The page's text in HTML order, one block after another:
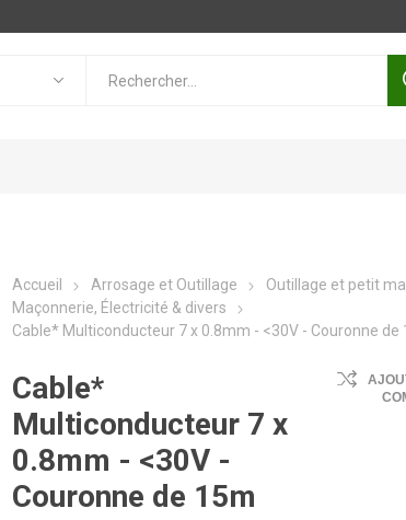
Accueil Arrosage et Outillage
Outillage et petit
Maçonnerie, Électricité & divers
Cable* Multiconducteur 7 x 0.8mm - <30V - Couronne de
Cable*
Multiconducteur 7 x
0.8mm - <30V -
Couronne de 15m